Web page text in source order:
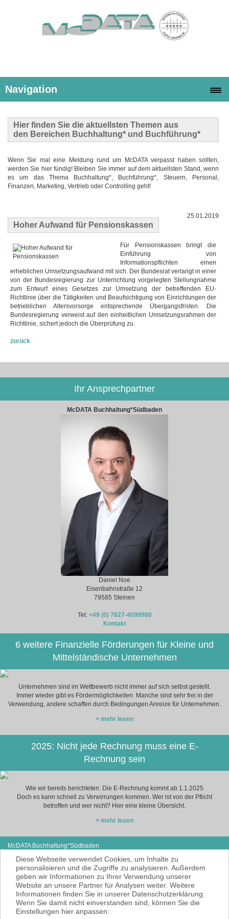
Navigation
Hier finden Sie die aktuellsten Themen aus
den Bereichen Buchhaltung* und Buchführung*
Wenn Sie mal eine Meldung rund um McDATA verpasst haben sollten,
werden Sie hier fündig! Bleiben Sie immer auf dem aktuellsten Stand, wenn
es um das Thema Buchhaltung*, Buchführung*, Steuern, Personal,
Finanzen, Marketing, Vertrieb oder Controlling geht!
Hoher Aufwand für Pensionskassen
25.01.2019
Für Pensionskassen bringt die
Einführung von
Informationspflichten einen
erheblichen Umsetzungsaufwand mit sich. Der Bundesrat verlangt in einer
von der Bundesregierung zur Unterrichtung vorgelegten Stellungnahme
zum Entwurf eines Gesetzes zur Umsetzung der betreffenden EU-
Richtlinie über die Tätigkeiten und Beaufsichtigung von Einrichtungen der
betrieblichen Altersvorsorge entsprechende Übergangsfristen. Die
Bundesregierung verweist auf den einheitlichen Umsetzungsrahmen der
Richtlinie, sichert jedoch die Überprüfung zu.
zurück
Ihr Ansprechpartner
McDATA Buchhaltung*Südbaden
Daniel Noe
Eisenbahnstraße 12
79585 Steinen
Tel: +49 (0) 7627-4099980
Kontakt
6 weitere Finanzielle Förderungen für Kleine und
Mittelständische Unternehmen
Unternehmen sind im Wettbewerb nicht immer auf sich selbst gestellt.
Immer wieder gibt es Fördermöglichkeiten. Manche sind sehr frei in der
Verwendung, andere schaffen durch Bedingungen Anreize für Unternehmen.
> mehr lesen
2025: Nicht jede Rechnung muss eine E-
Rechnung sein
Wie wir bereits berichteten. Die E-Rechnung kommt ab 1.1.2025
Doch es kann schnell zu Verwirrungen kommen. Wer ist von der Pflicht
betroffen und wer nicht? Hier eine kleine Übersicht.
> mehr lesen
McDATA Buchhaltung*Südbaden
79585 Steinen
E-Mail: noe@mcdata.de
McDATA ist eine sehr gute Alternative zu
Ihrem Steuerberater zur Erbringung der
laufenden Finanz- und Lohnbuchhaltung*.
* = Erbracht werden nur Dienstleistungen
gemäß § 6 Nr. 3+4 Steuerberatungsgesetz
Diese Webseite verwendet Cookies, um Inhalte zu
personalisieren und die Zugriffe zu analysieren. Außerdem
geben wir Informationen zu Ihrer Verwendung unserer
Website an unsere Partner für Analysen weiter. Weitere
Informationen finden Sie in unserer Datenschutzerklärung.
Wenn Sie damit nicht einverstanden sind, können Sie die
Einstellungen hier anpassen: